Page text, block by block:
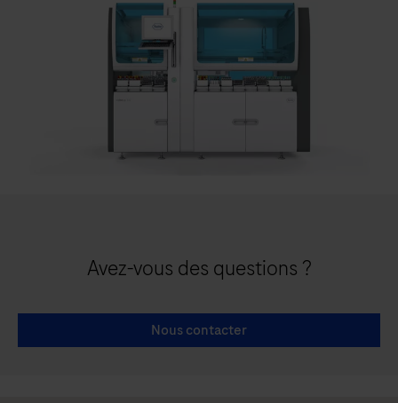
Avez-vous des questions ?
Nous contacter